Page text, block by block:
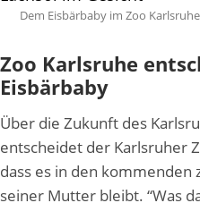
Dem Eisbärbaby im Zoo
Zoo Karlsruhe
Eisbärbaby
Über die Zukunft des
entscheidet der Karlsruher
dass es in den kommenden
seiner Mutter bleibt. “Was